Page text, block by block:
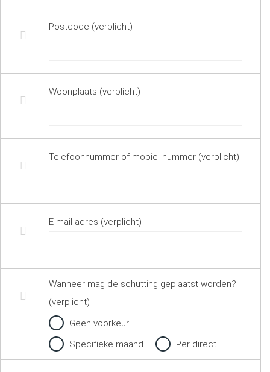
Postcode (verplicht)
Woonplaats (verplicht)
Telefoonnummer of mobiel nummer (verplicht)
E-mail adres (verplicht)
Wanneer mag de schutting geplaatst worden?
(verplicht)
Geen voorkeur
Specifieke maand
Per direct